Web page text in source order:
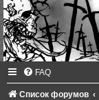
FAQ
Список форумов